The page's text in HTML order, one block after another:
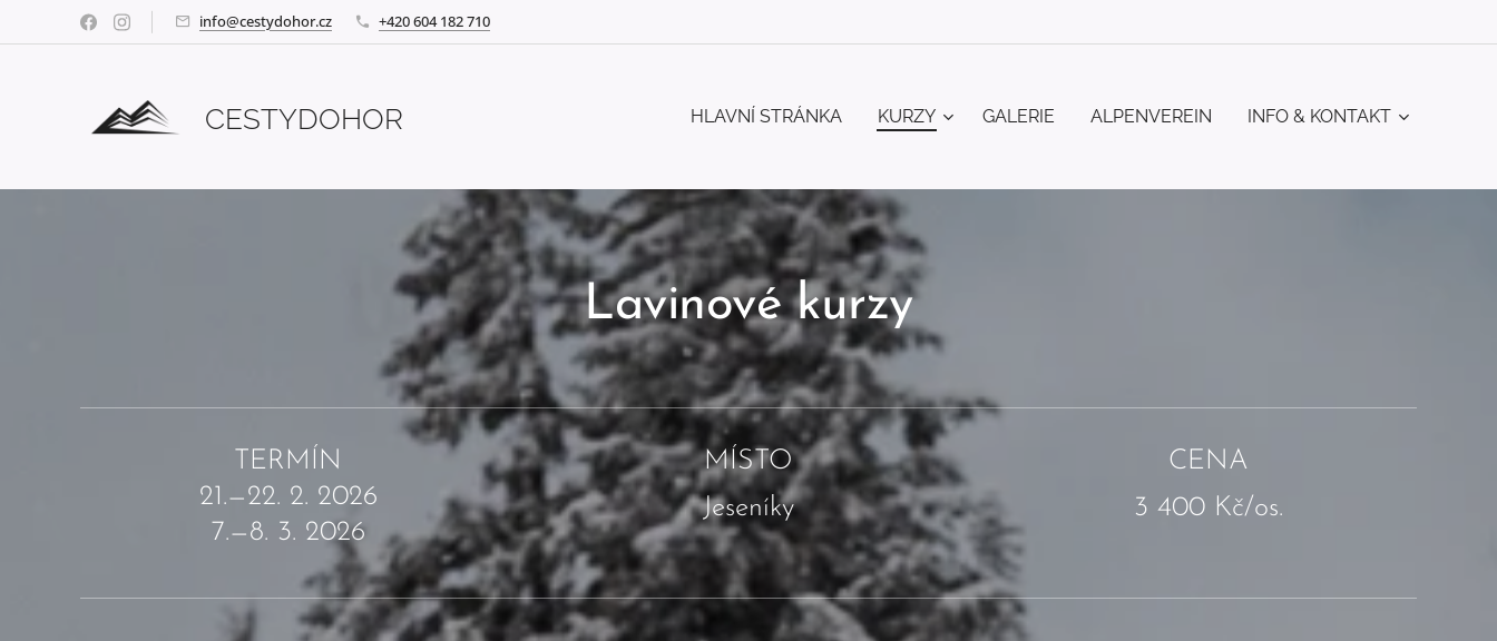
info@cestydohor.cz +420 604 182 710
CESTYDOHOR HLAVNÍ STRÁNKA KURZY GALERIE ALPENVEREIN INFO & KONTAKT
Lavinové kurzy
TERMÍN
21.—22. 2. 2026
7.—8. 3. 2026
MÍSTO
Jeseníky
CENA
3 400 Kč/os.